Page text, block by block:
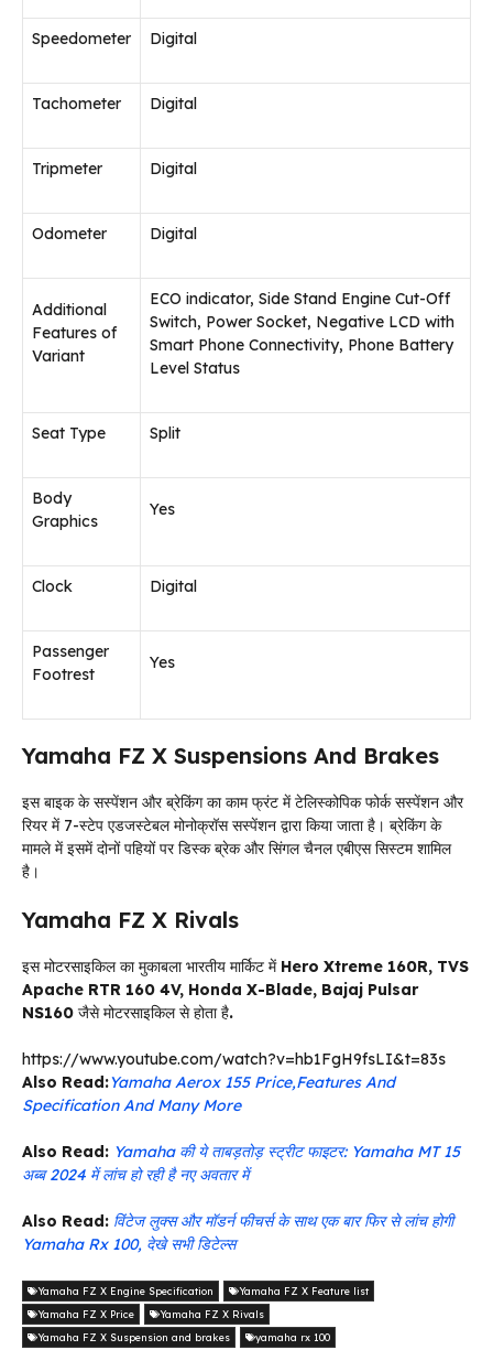
Speedometer Digital
Tachometer Digital
Tripmeter Digital
Odometer Digital
Additional
Features of
Variant
ECO indicator, Side Stand Engine Cut-Off
Switch, Power Socket, Negative LCD with
Smart Phone Connectivity, Phone Battery
Level Status
Seat Type Split
Body
Graphics
Yes
Clock Digital
Passenger
Footrest
Yes
Yamaha FZ X Suspensions And Brakes
इस बाइक के सस्पेंशन और ब्रेकिंग का काम फ्रंट में टेलिस्कोपिक फोर्क सस्पेंशन और
रियर में 7-स्टेप एडजस्टेबल मोनोक्रॉस सस्पेंशन द्वारा किया जाता है। ब्रेकिंग के
मामले में इसमें दोनों पहियों पर डिस्क ब्रेक और सिंगल चैनल एबीएस सिस्टम शामिल
है।
Yamaha FZ X Rivals
इस मोटरसाइकिल का मुकाबला भारतीय मार्किट में Hero Xtreme 160R, TVS
Apache RTR 160 4V, Honda X-Blade, Bajaj Pulsar
NS160 जैसे मोटरसाइकिल से होता है.
https://www.youtube.com/watch?v=hb1FgH9fsLI&t=83s
Also Read:Yamaha Aerox 155 Price,Features And
Specification And Many More
Also Read: Yamaha की ये ताबड़तोड़ स्ट्रीट फाइटर: Yamaha MT 15
अब्ब 2024 में लांच हो रही है नए अवतार में
Also Read: विंटेज लुक्स और मॉडर्न फीचर्स के साथ एक बार फिर से लांच होगी
Yamaha Rx 100, देखे सभी डिटेल्स
Yamaha FZ X Engine Specification
Yamaha FZ X Feature list
Yamaha FZ X Price
Yamaha FZ X Rivals
Yamaha FZ X Suspension and brakes
yamaha rx 100